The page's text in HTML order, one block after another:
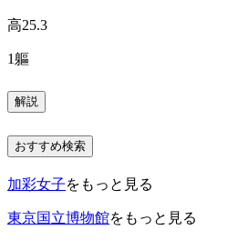
高25.3
1軀
解説
おすすめ検索
加彩女子をもっと見る
東京国立博物館をもっと見る